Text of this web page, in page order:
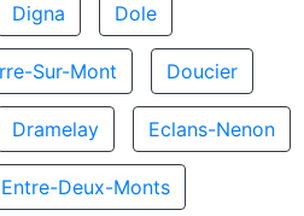
Digna Dole
Sur-Mont Doucier
Dramelay Eclans-Nenon
Entre-Deux-Monts